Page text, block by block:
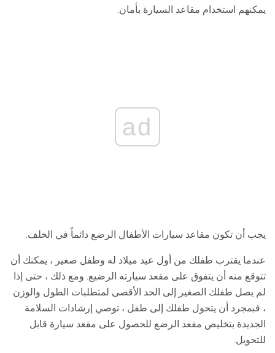
يمكنهم استخدام مقاعد السيارة بأمان.
ad
يجب أن تكون مقاعد سيارات الأطفال الرضع دائماً في الخلف.
عندما يقترب طفلك من أول عيد ميلاد له وطفل صغير ، يمكنك أن
تتوقع منه أن يتفوق على مقعد سيارته الرضيع. ومع ذلك ، حتى إذا
لم يصل طفلك الصغير إلى الحد الأقصى لمتطلبات الطول والوزن
، فبمجرد أن يتحول طفلك إلى طفل ، توصي إرشادات السلامة
الجديدة بتخليص مقعد الرضع للحصول على مقعد سيارة قابل
للتحويل.